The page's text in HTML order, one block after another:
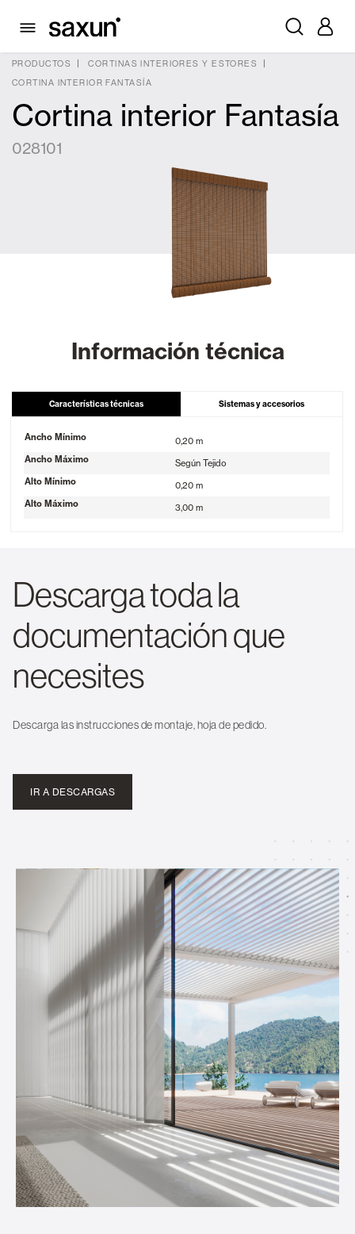
PRODUCTOS
CORTINAS INTERIORES Y ESTORES
CORTINA INTERIOR FANTASÍA
Cortina interior Fantasía
028101
Información técnica
Características técnicas Sistemas y accesorios
Ancho Mínimo
0,20 m
Ancho Máximo
Según Tejido
Alto Mínimo
0,20 m
Alto Máximo
3,00 m
Descarga toda la
documentación que
necesites
Descarga las instrucciones de montaje, hoja de pedido.
IR A DESCARGAS